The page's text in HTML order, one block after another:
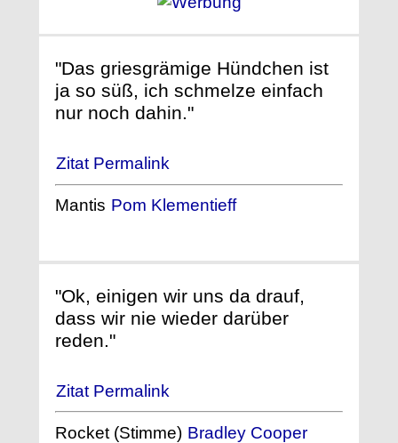
"Das griesgrämige Hündchen ist
ja so süß, ich schmelze einfach
nur noch dahin."
Zitat Permalink
Mantis Pom Klementieff
"Ok, einigen wir uns da drauf,
dass wir nie wieder darüber
reden."
Zitat Permalink
Rocket (Stimme) Bradley Cooper